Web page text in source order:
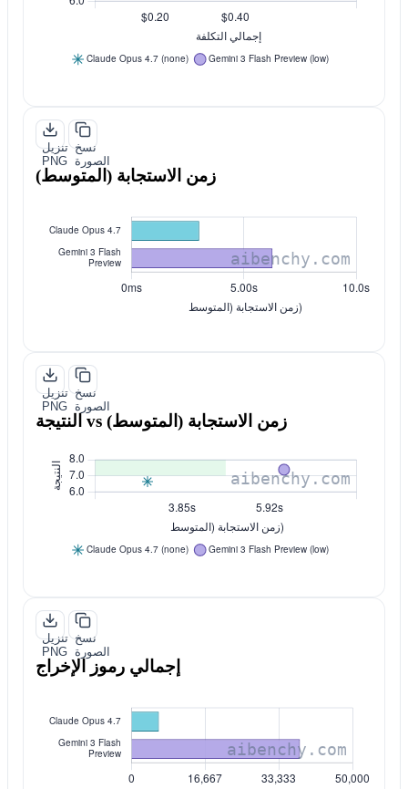
تنزيل
PNG
نسخ
الصورة
زمن الاستجابة (المتوسط)
تنزيل
PNG
نسخ
الصورة
النتيجة vs زمن الاستجابة (المتوسط)
تنزيل
PNG
نسخ
الصورة
إجمالي رموز الإخراج